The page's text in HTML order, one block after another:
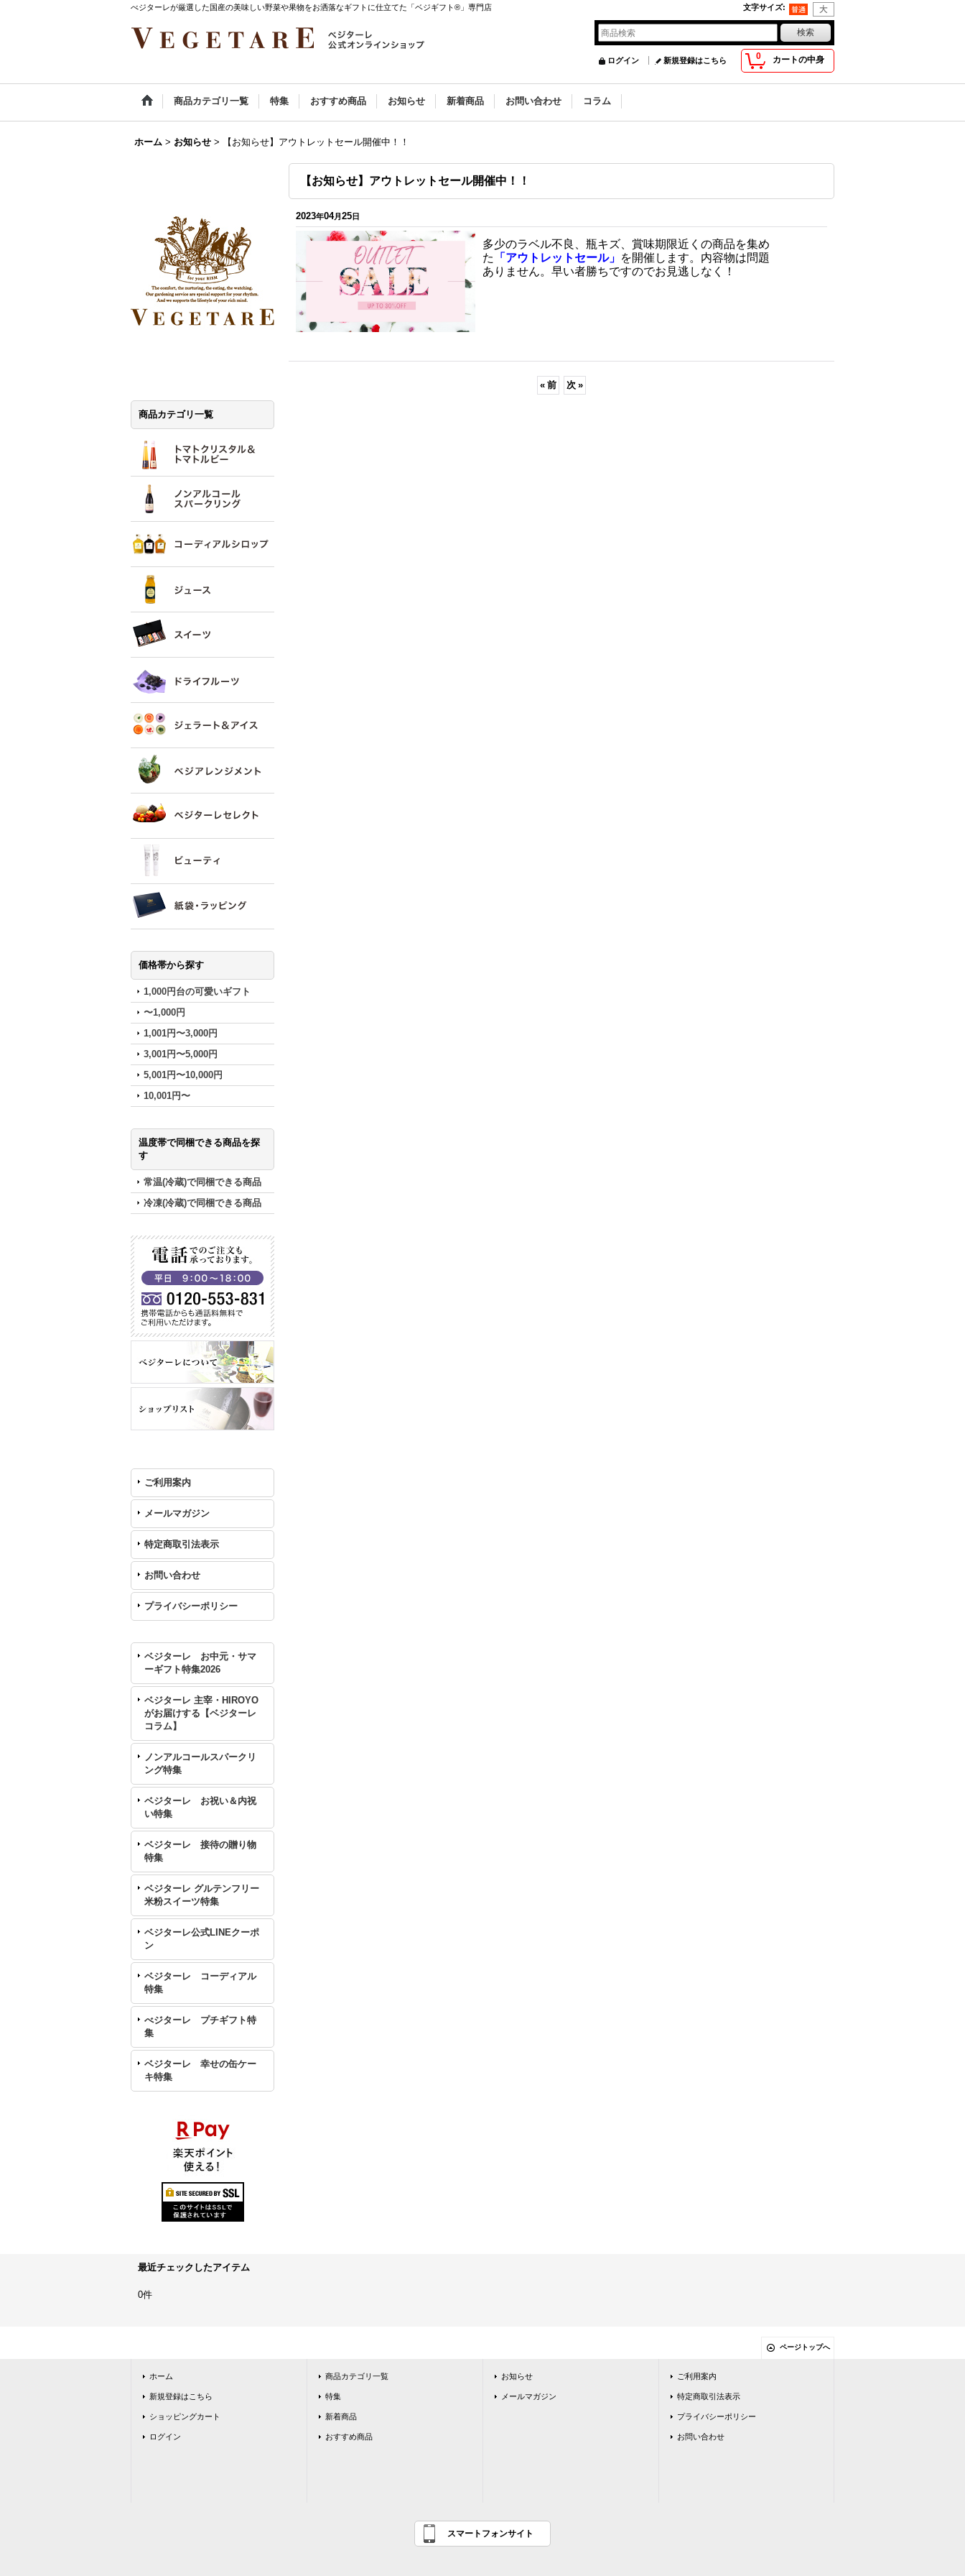
べジターレが厳選した国産の美味しい野菜や果物をお洒落なギフトに仕立てた「ベジギフト®」専門店 文字サイズ:
0 カートの中身
ログイン 新規登録はこちら
商品カテゴリ一覧 特集 おすすめ商品 お知らせ 新着商品 お問い合わせ コラム
ホーム > お知らせ > 【お知らせ】アウトレットセール開催中！！
商品カテゴリ一覧
価格帯から探す
1,000円台の可愛いギフト
〜1,000円
1,001円〜3,000円
3,001円〜5,000円
5,001円〜10,000円
10,001円〜
温度帯で同梱できる商品を探
す
常温(冷蔵)で同梱できる商品
冷凍(冷蔵)で同梱できる商品
ご利用案内
メールマガジン
特定商取引法表示
お問い合わせ
プライバシーポリシー
ベジターレ お中元・サマ
ーギフト特集2026
ベジターレ 主宰・HIROYO
がお届けする【ベジターレ
コラム】
ノンアルコールスパークリ
ング特集
ベジターレ お祝い＆内祝
い特集
ベジターレ 接待の贈り物
特集
ベジターレ グルテンフリー
米粉スイーツ特集
ベジターレ公式LINEクーポ
ン
ベジターレ コーディアル
特集
べジターレ プチギフト特
集
ベジターレ 幸せの缶ケー
キ特集
【お知らせ】アウトレットセール開催中！！
2023年04月25日
多少のラベル不良、瓶キズ、賞味期限近くの商品を集め
た
「アウトレットセール」 を開催します。 内容物は問題
ありません。早い者勝ちですのでお見逃しなく！
« 前 次 »
最近チェックしたアイテム
0件
ページトップへ
ホーム
新規登録はこちら
ショッピングカート
ログイン
商品カテゴリ一覧
特集
新着商品
おすすめ商品
お知らせ
メールマガジン
ご利用案内
特定商取引法表示
プライバシーポリシー
お問い合わせ
スマートフォンサイト